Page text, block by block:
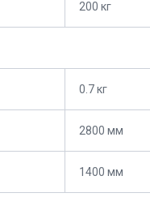
200 кг
0.7 кг
2800 мм
1400 мм